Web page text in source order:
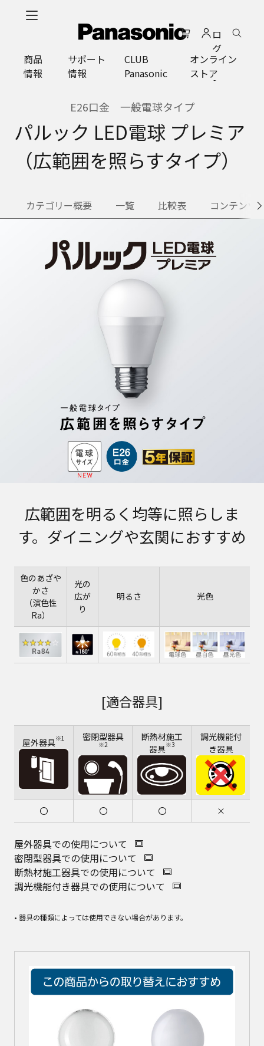
ロ
グ
イ
ン
商品
情報
サポート
情報
CLUB
Panasonic
オンライン
ストア
E26口金 一般電球タイプ
パルック LED電球 プレミア
（広範囲を照らすタイプ）
カテゴリー概要 一覧 比較表 コンテンツ
広範囲を明るく均等に照らしま
す。ダイニングや玄関におすすめ
色のあざや
かさ
（演色性
Ra）
光の
広が
り
明るさ 光色
[適合器具]
屋外器具※1 密閉型器具
※2
断熱材施工
器具※3
調光機能付
き器具
〇 〇 〇 ×
屋外器具での使用について
密閉型器具での使用について
断熱材施工器具での使用について
調光機能付き器具での使用について
• 器具の種類によっては使用できない場合があります。